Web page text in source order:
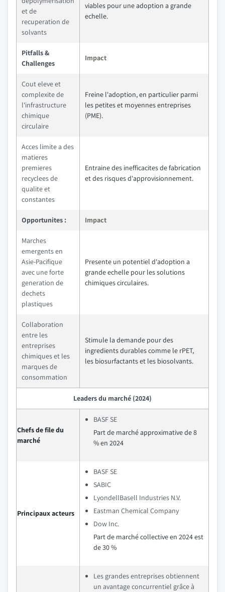
et de
recuperation de
solvants
viables pour une adoption a grande
echelle.
Pitfalls &
Challenges
Impact
Cout eleve et
complexite de
l'infrastructure
chimique
circulaire
Freine l'adoption, en particulier parmi
les petites et moyennes entreprises
(PME).
Acces limite a des
matieres
premieres
recyclees de
qualite et
constantes
Entraine des inefficacites de fabrication
et des risques d'approvisionnement.
Opportunites : Impact
Marches
emergents en
Asie-Pacifique
avec une forte
generation de
dechets
plastiques
Presente un potentiel d'adoption a
grande echelle pour les solutions
chimiques circulaires.
Collaboration
entre les
entreprises
chimiques et les
marques de
consommation
Stimule la demande pour des
ingredients durables comme le rPET,
les biosurfactants et les biosolvants.
Leaders du marché (2024)
Chefs de file du
marché
BASF SE
Part de marché approximative de 8
% en 2024
Principaux acteurs
BASF SE
SABIC
LyondellBasell Industries N.V.
Eastman Chemical Company
Dow Inc.
Part de marché collective en 2024 est
de 30 %
Les grandes entreprises obtiennent
un avantage concurrentiel grâce à